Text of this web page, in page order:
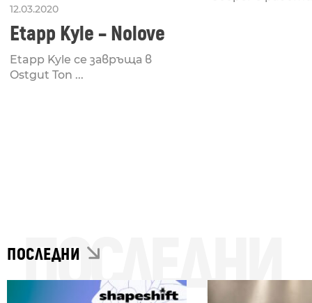
12.03.2020
Etapp Kyle – Nolove
Etapp Kyle се завръща в
Ostgut Ton ...
ПОСЛЕДНИ
ПОСЛЕДНИ